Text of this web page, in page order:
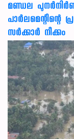
മണ്ഡല
പാർലമെന്റിന്റെ
സർക്കാർ നീക്കം